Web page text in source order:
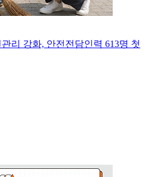
리 강화, 안전전담인력 613명 첫